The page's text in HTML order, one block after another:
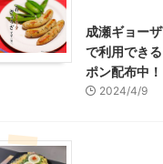
成瀬ギョー
で利用でき
ポン配布中！
2024/4/9